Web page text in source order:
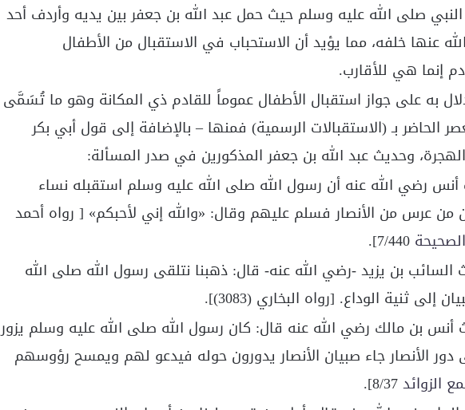
صلى الله عليه وسلم حيث حمل عبد الله بن جعفر بين يديه وأردف أحد
عنها خلفه، مما يؤيد أن الاستحباب في الاستقبال من الأطفال
إنما هي للأقارب.
به على جواز استقبال الأطفال عموماً للقادم ذي المكانة وهو ما تُسَمَّى
بـ (الاستقبالات الرسمية) فمنها – بالإضافة إلى قول أبي بكر
وحديث عبد الله بن جعفر المذكورين في صدر المسألة:
رضي الله عنه أن رسول الله صلى الله عليه وسلم استقبله نساء
من عرس من الأنصار فسلم عليهم وقال: «والله إني لأحبكم» [ رواه أحمد
السائب بن يزيد -رضي الله عنه- قال: ذهبنا نتلقى رسول الله صلى الله
ثنية الوداع. [رواه البخاري (3083)].
أنس بن مالك رضي الله عنه قال: كان رسول الله صلى الله عليه وسلم يزور
دور الأنصار جاء صبيان الأنصار يدورون حوله فيدعو لهم ويمسح رؤوسهم
الزوائد